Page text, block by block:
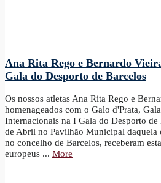
Ana Rita Rego e Bernardo
Gala do Desporto de Barcelos
Os nossos atletas Ana Rita Rego e
homenageados com o Galo d'Prata,
Internacionais na I Gala do Desporto
de Abril no Pavilhão Municipal daquela
no concelho de Barcelos, receberam
europeus ... More